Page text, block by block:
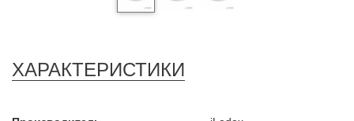
ХАРАКТЕРИСТИКИ